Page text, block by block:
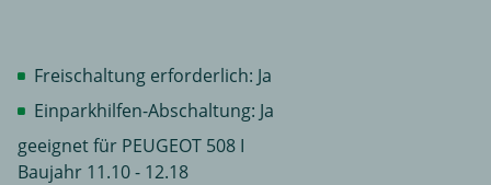
Freischaltung erforderlich: Ja
Einparkhilfen-Abschaltung: Ja
geeignet für PEUGEOT 508 I
Baujahr 11.10 - 12.18